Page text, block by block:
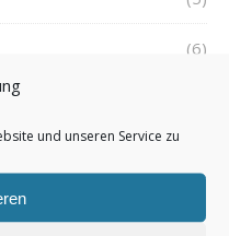
und unseren Service zu
(6)